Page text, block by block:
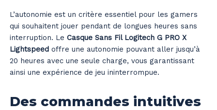
L’autonomie est un critère essentiel pour les gamers
qui souhaitent jouer pendant de longues heures sans
interruption. Le Casque Sans Fil Logitech G PRO X
Lightspeed offre une autonomie pouvant aller jusqu’à
20 heures avec une seule charge, vous garantissant
ainsi une expérience de jeu ininterrompue.
Des commandes intuitives